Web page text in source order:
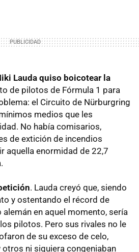
Lauda quiso boicotear la
de pilotos de Fórmula 1 para
el Circuito de Nürburgring
medios que les
No había comisarios,
de extición de incendios
aquella enormidad de 22,7
. Lauda creyó que, siendo
y ostentando el récord de
en aquel momento, sería
pilotos. Pero sus rivales no le
de su exceso de celo,
otros ni siquiera congeniaban